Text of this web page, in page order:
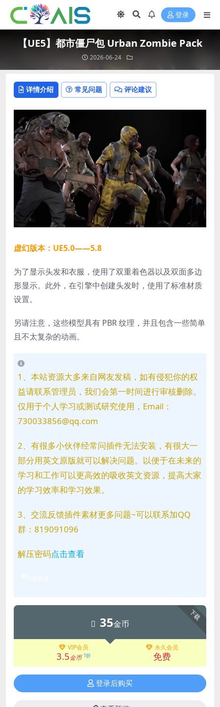
登录
【UE5】都市僵尸包 Urban Zombie Pack
2026-06-24
详情介绍 常见问题 评论建议
虚幻版本：UE5.0——5.8
为了显示头发和衣服，使用了双重着色器以及双面多边
形显示。此外，在引擎中创建头发时，使用了标准材质
设置。
另请注意，这些模型具有 PBR 纹理，并且包含一些简单
且不太复杂的动画。
1、本站资源大多来自网友发稿，如有侵犯你的权
益请联系管理员，我们会第一时间进行审核删除。
仅用于个人学习或测试研究使用，Email：
730033856@qq.com
2、有很多小伙伴经常问插件无法安装，有很大一
部分用英文原版就可以解决问题。以便于在未来的
学习和工作可以更高效的吸收英文资源，提高大家
的学习效率和学习效果。
3、交流反馈插件素材更多问题~可以联系加QQ
群：819091096
解压密码点击查看
下载
35金币
VIP会员
3.5金币 1折
永久会员
免费
登录后购买